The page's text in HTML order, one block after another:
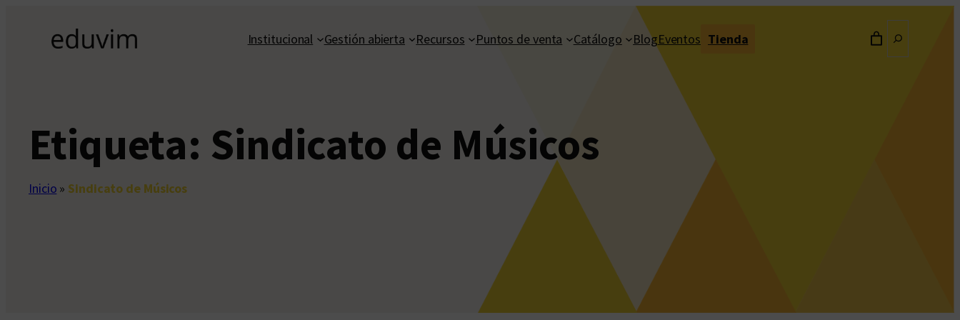
contenido
Institucional Gestión abierta Recursos Puntos de venta Catálogo BlogEventos Tienda
Etiqueta: Sindicato de Músicos
Inicio » Sindicato de Músicos